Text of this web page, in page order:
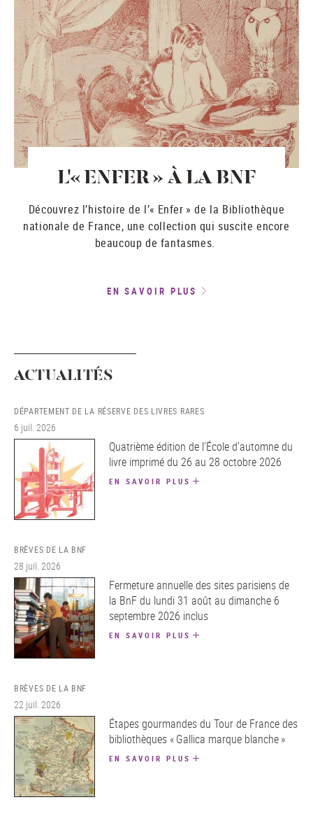
L'« ENFER » À LA BNF
Découvrez l’histoire de l’« Enfer » de la Bibliothèque
nationale de France, une collection qui suscite encore
beaucoup de fantasmes.
EN SAVOIR PLUS
ACTUALITÉS
DÉPARTEMENT DE LA RÉSERVE DES LIVRES RARES
6 juil. 2026
Quatrième édition de l’École d’automne du
livre imprimé du 26 au 28 octobre 2026
EN SAVOIR PLUS
BRÈVES DE LA BNF
28 juil. 2026
Fermeture annuelle des sites parisiens de
la BnF du lundi 31 août au dimanche 6
septembre 2026 inclus
EN SAVOIR PLUS
BRÈVES DE LA BNF
22 juil. 2026
Étapes gourmandes du Tour de France des
bibliothèques « Gallica marque blanche »
EN SAVOIR PLUS